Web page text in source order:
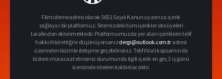
Filmizlemeadresi olarak 5651 Sayılı Kanun uyarınca içerik
sağlayıcı bir platformuz. Sitemizdeki tüm içerikler site üyeleri
tarafından eklenmektedir. Platformumuzda yer alan içeriklerin telif
hakkı ihlal ettiğini düşünüyorsanızdergi@outlook.com.tr adresi
üzerinden bizimle iletişime geçebilirsiniz. Telif ihlali kapsamında
bizlere müracaat etmeniz durumunda ilgili içerik en geç 2 iş günü
içerisinde siteden kaldırılacaktır.